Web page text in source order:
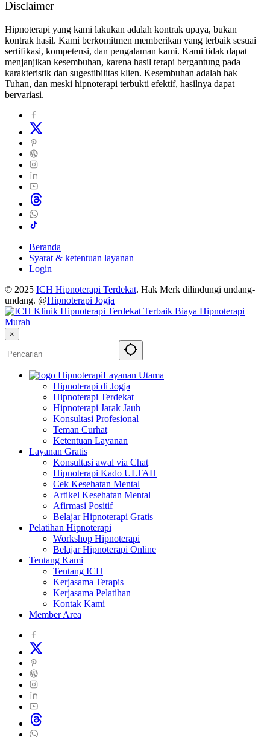
Disclaimer
Hipnoterapi yang kami lakukan adalah kontrak upaya, bukan
kontrak hasil. Kami berkomitmen memberikan yang terbaik sesuai
sertifikasi, kompetensi, dan pengalaman kami. Kami tidak dapat
menjanjikan kesembuhan, karena hasil terapi bergantung pada
karakteristik dan sugestibilitas klien. Kesembuhan adalah hak
Tuhan, dan meski hipnoterapi terbukti efektif, hasilnya dapat
bervariasi.
Beranda
Syarat & ketentuan layanan
Login
© 2025 ICH Hipnoterapi Terdekat. Hak Merk dilindungi undang-
undang. @Hipnoterapi Jogja
×
Layanan Utama
Hipnoterapi di Jogja
Hipnoterapi Terdekat
Hipnoterapi Jarak Jauh
Konsultasi Profesional
Teman Curhat
Ketentuan Layanan
Layanan Gratis
Konsultasi awal via Chat
Hipnoterapi Kado ULTAH
Cek Kesehatan Mental
Artikel Kesehatan Mental
Afirmasi Positif
Belajar Hipnoterapi Gratis
Pelatihan Hipnoterapi
Workshop Hipnoterapi
Belajar Hipnoterapi Online
Tentang Kami
Tentang ICH
Kerjasama Terapis
Kerjasama Pelatihan
Kontak Kami
Member Area